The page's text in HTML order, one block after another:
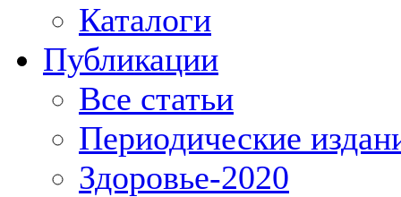
Каталоги
Публикации
Все статьи
Периодические
Здоровье-2020